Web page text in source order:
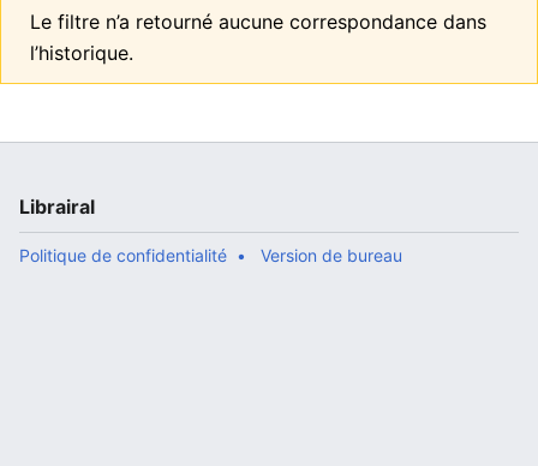
Le filtre n’a retourné aucune correspondance dans
l’historique.
Librairal
Politique de confidentialité Version de bureau